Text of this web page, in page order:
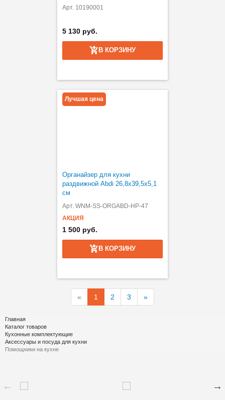
Арт. 10190001
5 130 руб.
В КОРЗИНУ
Лучшая цена
Органайзер для кухни
раздвижной Abdi 26,8х39,5х5,1
см
Арт. WNM-SS-ORGABD-HP-47
АКЦИЯ
1 500 руб.
В КОРЗИНУ
« 1 2 3 »
Главная
Каталог товаров
Кухонные комплектующие
Аксессуары и посуда для кухни
Помощники на кухне